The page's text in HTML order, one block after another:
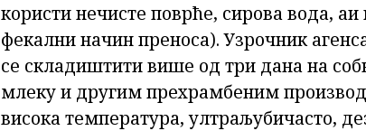
користи нечисте поврће, сирова вода,
фекални начин преноса). Узрочник
се складиштити више од три дана на
млеку и другим прехрамбеним
висока температура, ултраљубичасто,